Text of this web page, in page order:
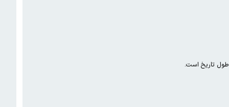
طول تاریخ است.